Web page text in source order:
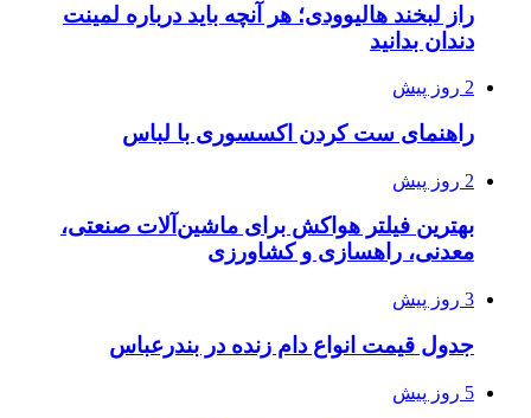
راز لبخند هالیوودی؛ هر آنچه باید درباره لمینت
دندان بدانید
2 روز پیش
راهنمای ست کردن اکسسوری با لباس
2 روز پیش
بهترین فیلتر هواکش برای ماشین‌آلات صنعتی،
معدنی، راهسازی و کشاورزی
3 روز پیش
جدول قیمت انواع دام زنده در بندرعباس
5 روز پیش